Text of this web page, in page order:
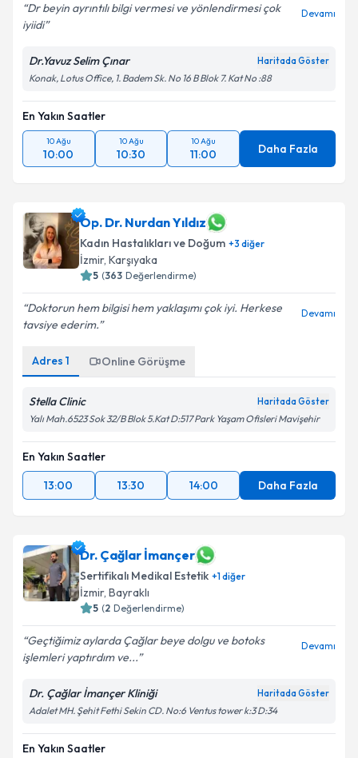
Dr beyin ayrıntılı bilgi vermesi ve yönlendirmesi çok
iyiidi
Devamı
Dr.Yavuz Selim Çınar Haritada Göster
Konak, Lotus Office, 1. Badem Sk. No 16 B Blok 7. Kat No :88
En Yakın Saatler
10 Ağu
10:00
10 Ağu
10:30
10 Ağu
11:00 Daha Fazla
Op. Dr. Nurdan Yıldız
Kadın Hastalıkları ve Doğum +3 diğer
İzmir, Karşıyaka
5 (363 Değerlendirme)
Doktorun hem bilgisi hem yaklaşımı çok iyi. Herkese
tavsiye ederim.
Devamı
Adres 1 Online Görüşme
Stella Clinic Haritada Göster
Yalı Mah.6523 Sok 32/B Blok 5.Kat D:517 Park Yaşam Ofisleri Mavişehir
En Yakın Saatler
13:00
13:30 14:00 Daha Fazla
Dr. Çağlar İmançer
Sertifikalı Medikal Estetik +1diğer
İzmir, Bayraklı
5 (2 Değerlendirme)
Geçtiğimiz aylarda Çağlar beye dolgu ve botoks
işlemleri yaptırdım ve...
Devamı
Dr. Çağlar İmançer Kliniği Haritada Göster
Adalet MH. Şehit Fethi Sekin CD. No:6 Ventus tower k:3 D:34
En Yakın Saatler